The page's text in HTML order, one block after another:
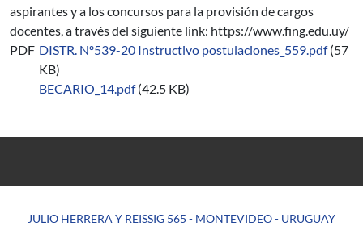
aspirantes y a los concursos para la provisión de cargos
docentes, a través del siguiente link: https://www.fing.edu.uy/
PDF DISTR. Nº539-20 Instructivo postulaciones_559.pdf (57
KB)
BECARIO_14.pdf (42.5 KB)
JULIO HERRERA Y REISSIG 565 - MONTEVIDEO - URUGUAY